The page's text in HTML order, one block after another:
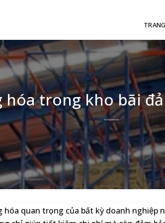
hóa trong kho bãi
hóa quan trọng của bất kỳ doanh nghiệp